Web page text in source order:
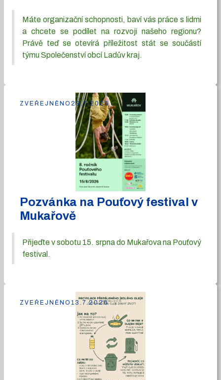
Máte organizační schopnosti, baví vás práce s lidmi
a chcete se podílet na rozvoji našeho regionu?
Právě teď se otevírá příležitost stát se součástí
týmu Společenství obcí Ladův kraj.
Pozvánka na Pouťový festival v
Mukařově
Přijeďte v sobotu 15. srpna do Mukařova na Pouťový
festival.
ZVEŘEJNĚNO 29.7.2026
ZVEŘEJNĚNO 13.7.2026